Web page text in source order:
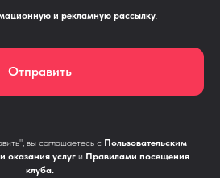
и рекламную рассылку
Отправить
вы соглашаетесь с Пользовательским
оказания услуг и Правилами посещения
клуба.